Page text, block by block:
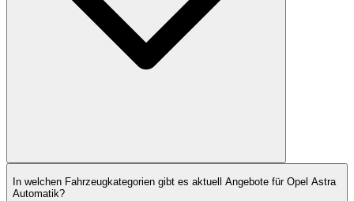
In welchen Fahrzeugkategorien gibt es aktuell Angebote für Opel Astra
Automatik?